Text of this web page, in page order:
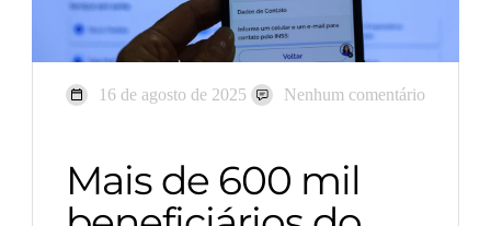
16 de agosto de 2025 Nenhum comentário
Mais de 600 mil